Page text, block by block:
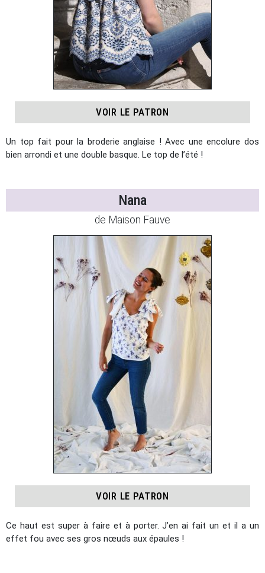
VOIR LE PATRON
Un top fait pour la broderie anglaise ! Avec une encolure dos
bien arrondi et une double basque. Le top de l’été !
Nana
de Maison Fauve
VOIR LE PATRON
Ce haut est super à faire et à porter. J’en ai fait un et il a un
effet fou avec ses gros nœuds aux épaules !